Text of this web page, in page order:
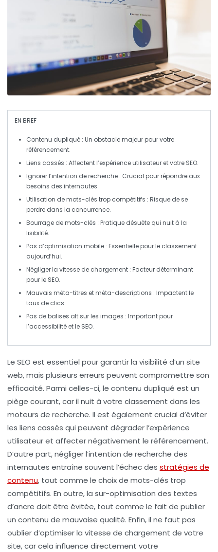
EN BREF
Contenu dupliqué : Un obstacle majeur pour votre
référencement.
Liens cassés : Affectent l’expérience utilisateur et votre SEO.
Ignorer l’intention de recherche : Crucial pour répondre aux
besoins des internautes.
Utilisation de mots-clés trop compétitifs : Risque de se
perdre dans la concurrence.
Bourrage de mots-clés : Pratique désuète qui nuit à la
lisibilité.
Pas d’optimisation mobile : Essentielle pour le classement
aujourd’hui.
Négliger la vitesse de chargement : Facteur déterminant
pour le SEO.
Mauvais méta-titres et méta-descriptions : Impactent le
taux de clics.
Pas de balises alt sur les images : Important pour
l’accessibilité et le SEO.
Le SEO est essentiel pour garantir la visibilité d’un site
web, mais plusieurs erreurs peuvent compromettre son
efficacité. Parmi celles-ci, le contenu dupliqué est un
piège courant, car il nuit à votre classement dans les
moteurs de recherche. Il est également crucial d’éviter
les liens cassés qui peuvent dégrader l’expérience
utilisateur et affecter négativement le référencement.
D’autre part, négliger l’intention de recherche des
internautes entraîne souvent l’échec des stratégies de
contenu, tout comme le choix de mots-clés trop
compétitifs. En outre, la sur-optimisation des textes
d’ancre doit être évitée, tout comme le fait de publier
un contenu de mauvaise qualité. Enfin, il ne faut pas
oublier d’optimiser la vitesse de chargement de votre
site, car cela influence directement votre